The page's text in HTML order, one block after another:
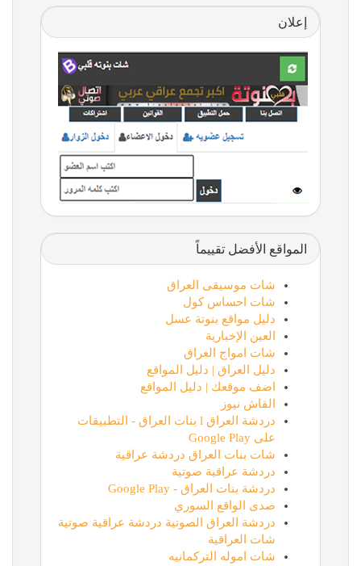
إعلان
المواقع الأفضل تقييماً
شات موسيقى العراق
شات احساس كول
دليل مواقع بنوتة عسل
العين الإخبارية
شات امواج العراق
دليل العراق | دليل المواقع
اضف موقعك | دليل المواقع
القاش نيوز
دردشة العراق l بنات العراق - التطبيقات
على Google Play
شات بنات العراق دردشة عراقية
دردشة عراقية صوتية
دردشة بنات العراق - Google Play
صدى الواقع السوري
دردشة العراق الصوتية دردشة عراقية صوتية
شات العراقية
شات اموله التركمانيه